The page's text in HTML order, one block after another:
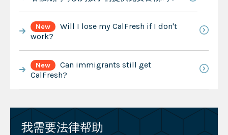
New
Will I lose my CalFresh if I don't
work?
New
Can immigrants still get
CalFresh?
我需要法律帮助